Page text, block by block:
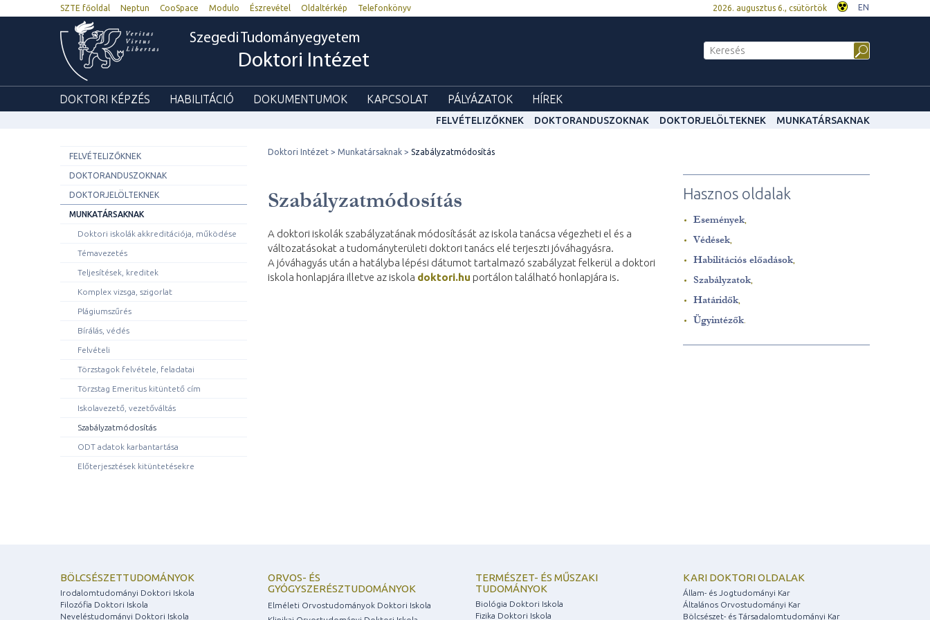
SZTE főoldal Neptun CooSpace Modulo Észrevétel Oldaltérkép Telefonkönyv 2026. augusztus 6., csütörtök EN
Szegedi Tudományegyetem
Doktori Intézet
DOKTORI KÉPZÉS HABILITÁCIÓ DOKUMENTUMOK KAPCSOLAT PÁLYÁZATOK HÍREK
FELVÉTELIZŐKNEK DOKTORANDUSZOKNAK DOKTORJELÖLTEKNEK MUNKATÁRSAKNAK
FELVÉTELIZŐKNEK
DOKTORANDUSZOKNAK
DOKTORJELÖLTEKNEK
MUNKATÁRSAKNAK
Doktori iskolák akkreditációja, működése
Témavezetés
Teljesítések, kreditek
Komplex vizsga, szigorlat
Plágiumszűrés
Bírálás, védés
Felvételi
Törzstagok felvétele, feladatai
Törzstag Emeritus kitüntető cím
Iskolavezető, vezetőváltás
Szabályzatmódosítás
ODT adatok karbantartása
Előterjesztések kitüntetésekre
Doktori Intézet Munkatársaknak Szabályzatmódosítás
Szabályzatmódosítás
A doktori iskolák szabályzatának módosítását az iskola tanácsa végezheti el és a
változatásokat a tudományterületi doktori tanács elé terjeszti jóváhagyásra.
A jóváhagyás után a hatályba lépési dátumot tartalmazó szabályzat felkerül a doktori
iskola honlapjára illetve az iskola doktori.hu portálon található honlapjára is.
Hasznos oldalak
Események,
Védések,
Habilitációs előadások,
Szabályzatok,
Határidők,
Ügyintézők.
BÖLCSÉSZETTUDOMÁNYOK
Irodalomtudományi Doktori Iskola
Filozófia Doktori Iskola
Neveléstudományi Doktori Iskola
ORVOS- ÉS
GYÓGYSZERÉSZTUDOMÁNYOK
Elméleti Orvostudományok Doktori Iskola
TERMÉSZET- ÉS MŰSZAKI
TUDOMÁNYOK
Biológia Doktori Iskola
Fizika Doktori Iskola
KARI DOKTORI OLDALAK
Állam- és Jogtudományi Kar
Általános Orvostudományi Kar
Bölcsészet- és Társadalomtudományi Kar